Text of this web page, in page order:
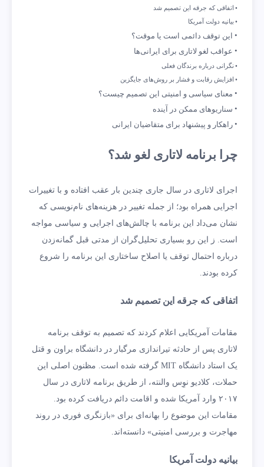
اتفاقی که جرقه این تصمیم شد
بیانیه دولت آمریکا
این توقف دائمی است یا موقت؟
عواقب لغو لاتاری برای ایرانی‌ها
نگرانی درباره برندگان فعلی
افزایش رقابت و فشار بر روش‌های جایگزین
معنای سیاسی و امنیتی این تصمیم چیست؟
سناریوهای ممکن در آینده
راهکار و پیشنهاد برای متقاضیان ایرانی
چرا برنامه لاتاری لغو شد؟
اجرای لاتاری در سال جاری چندین بار عقب افتاده و با تغییرات
اجرایی همراه بود؛ از جمله تغییر در هزینه‌های نام‌نویسی که
نشان می‌داد این برنامه با چالش‌های اجرایی و سیاسی مواجه
است. ز این رو بسیاری تحلیل‌گران از مدتی قبل گمانه‌زدن
درباره احتمال توقف یا اصلاح ساختاری این برنامه را شروع
کرده بودند.
اتفاقی که جرقه این تصمیم شد
مقامات آمریکایی اعلام کردند که تصمیم به توقف برنامه
لاتاری پس از حادثه تیراندازی مرگبار در دانشگاه براون و قتل
یک استاد دانشگاه MIT گرفته شده است. مظنون اصلی این
حملات، کلادیو نوِس والنته، از طریق برنامه لاتاری در سال
۲۰۱۷ وارد آمریکا شده و اقامت دائم دریافت کرده بود.
مقامات این موضوع را بهانه‌ای برای «بازنگری فوری در روند
مهاجرت و بررسی امنیتی» دانسته‌اند.
بیانیه دولت آمریکا